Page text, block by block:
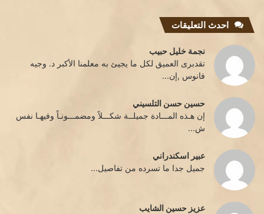
احدث التعليقات
نجمة خليل حبيب
تقدبرى العميق لكل ما يجيئ به معلمنا الأكبر د. وجيه
فانوس ,إن...
حسين حسن التلسيني
إن هـذه المـــادة جميلــة شكـــلاً ومضمـــونـاً وفيهـا نفس
ش...
عبير اسكندراني
جميل جدا ما تسرده من تفاصيل...
عزيز حسين الشايب